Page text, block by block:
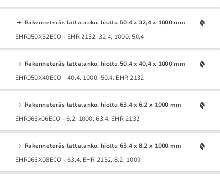
Rakenneteräs lattatanko, hiottu 50,4 x 32,4 x 1000 mm
EHR050X32ECO - EHR 2132, 32,4, 1000, 50,4
Rakenneteräs lattatanko, hiottu 50,4 x 40,4 x 1000 mm
EHR050X40ECO - 40,4, 1000, 50,4, EHR 2132
Rakenneteräs lattatanko, hiottu 63,4 x 6,2 x 1000 mm
EHR063x06ECO - 6,2, 1000, 63,4, EHR 2132
Rakenneteräs lattatanko, hiottu 63,4 x 8,2 x 1000 mm
EHR063X08ECO - 63,4, EHR 2132, 8,2, 1000